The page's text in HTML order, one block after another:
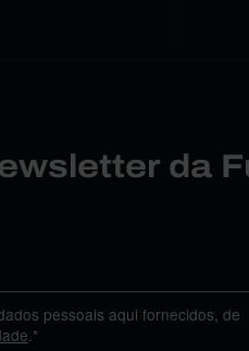
da
pessoais aqui fornecidos, de
.*